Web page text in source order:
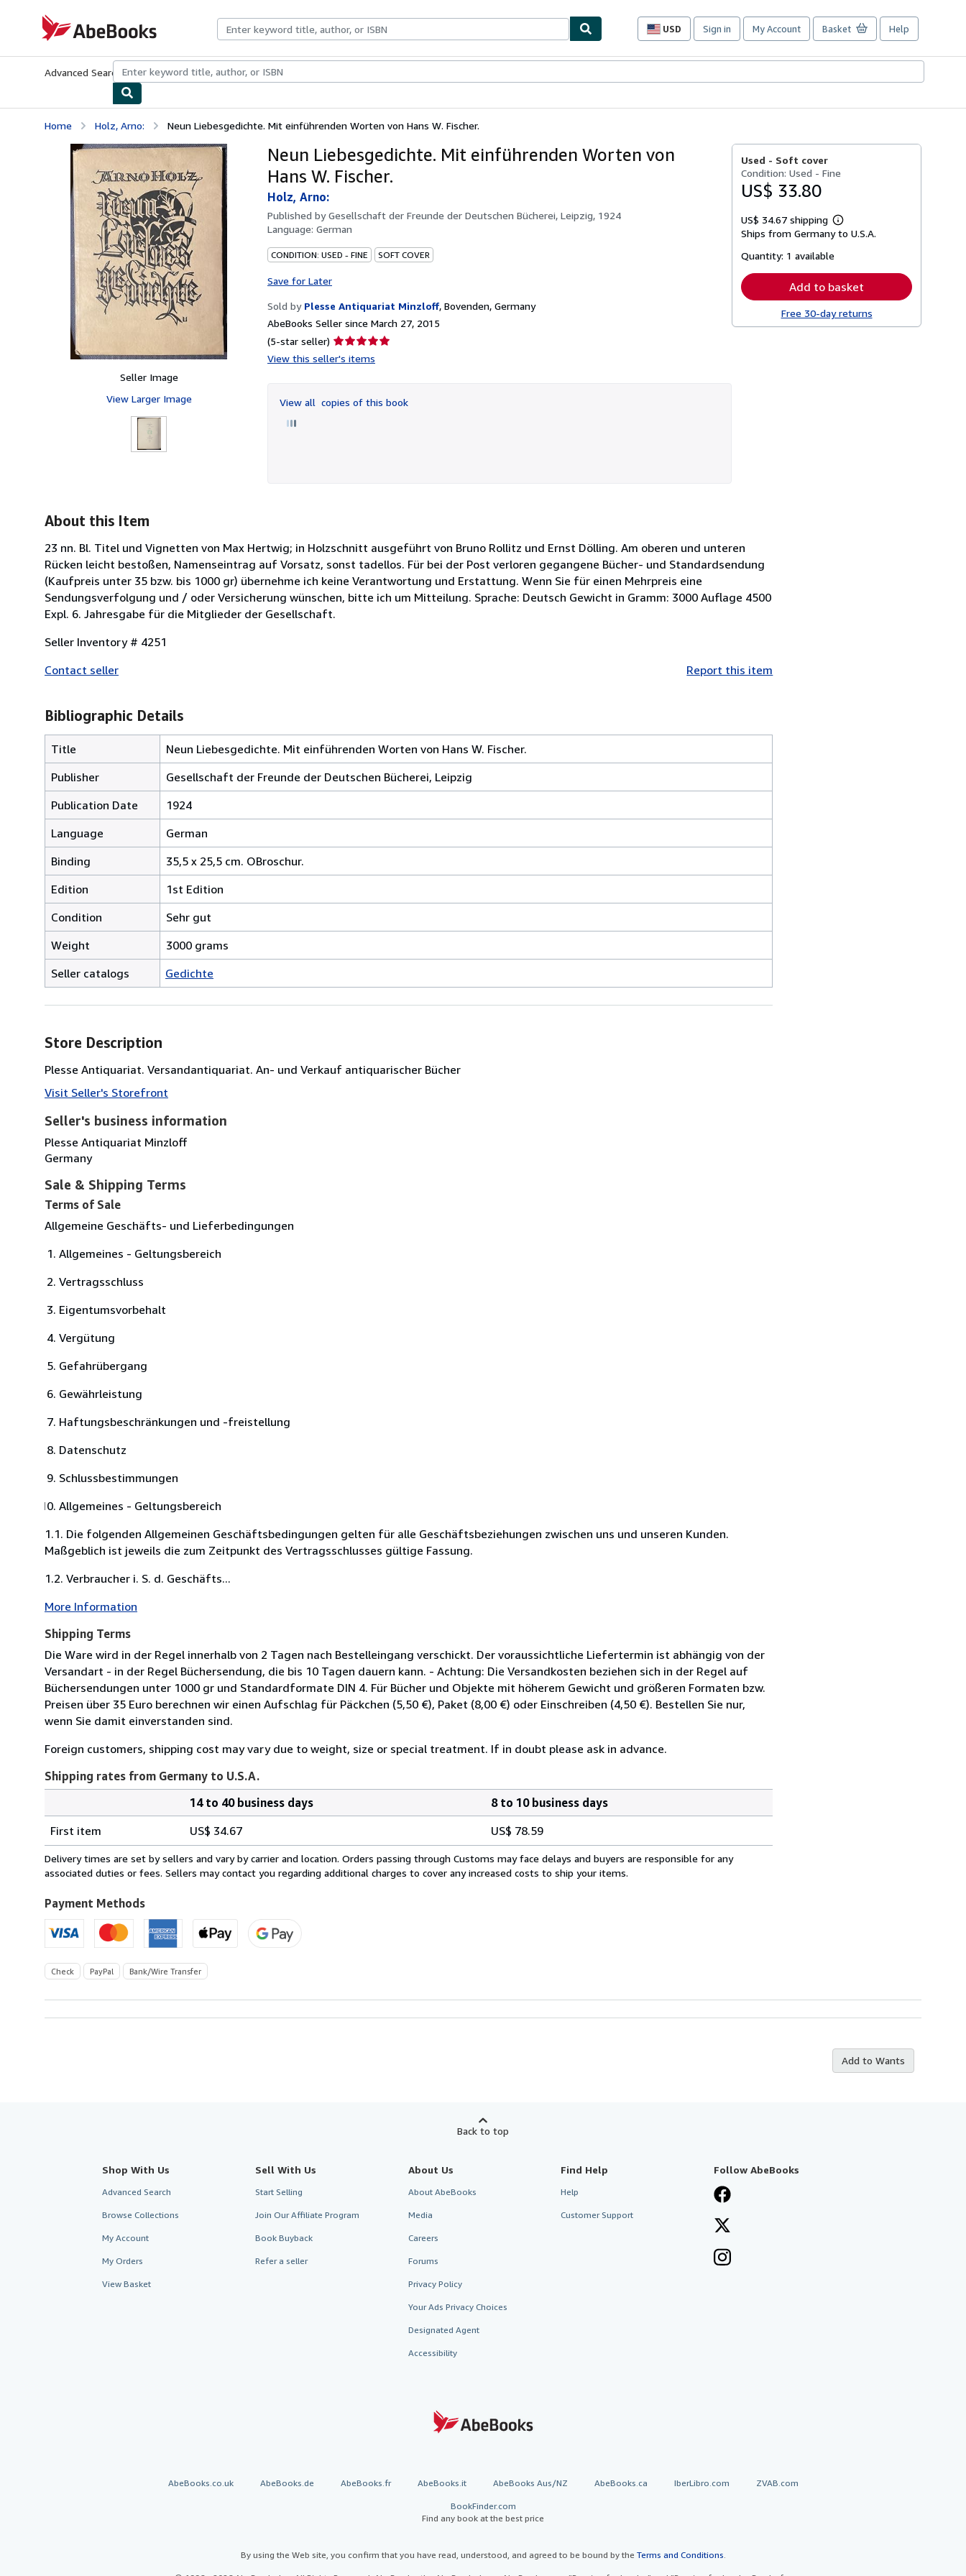
AbeBooks.com
USD
Site
preferences
Sign in My Account Basket Help
Advanced Search Browse CollectionsRare BooksArt & Collectibles
Home Holz, Arno: Neun Liebesgedichte. Mit einführenden Worten von Hans W. Fischer.
Seller Image
View Larger Image
Neun Liebesgedichte. Mit einführenden Worten von
Hans W. Fischer.
Holz, Arno:
Published byGesellschaft der Freunde der Deutschen Bücherei, Leipzig, 1924
Language: German
CONDITION: USED - FINE SOFT COVER
Save for Later
Sold by Plesse Antiquariat Minzloff, Bovenden, Germany
AbeBooks Seller since March 27, 2015
(5-star seller) Seller
rating
of
5
View this seller's items
View all copies of this book
Used - Soft cover
Condition: Used - Fine
US$ 33.80
US$ 34.67 shipping
Learn
more
Ships from Germany to U.S.A.
Quantity: 1 available
Add to basket
Free 30-day returns
About this Item
23 nn. Bl. Titel und Vignetten von Max Hertwig; in Holzschnitt ausgeführt von Bruno Rollitz und Ernst Dölling. Am oberen und unteren
Rücken leicht bestoßen, Namenseintrag auf Vorsatz, sonst tadellos. Für bei der Post verloren gegangene Bücher- und Standardsendung
(Kaufpreis unter 35 bzw. bis 1000 gr) übernehme ich keine Verantwortung und Erstattung. Wenn Sie für einen Mehrpreis eine
Sendungsverfolgung und / oder Versicherung wünschen, bitte ich um Mitteilung. Sprache: Deutsch Gewicht in Gramm: 3000 Auflage 4500
Expl. 6. Jahresgabe für die Mitglieder der Gesellschaft.
Seller Inventory # 4251
Contact seller
Report this item
Bibliographic Details
Title
Neun Liebesgedichte. Mit einführenden Worten von Hans W. Fischer.
Publisher
Gesellschaft der Freunde der Deutschen Bücherei, Leipzig
Publication Date
1924
Language
German
Binding
35,5 x 25,5 cm. OBroschur.
Edition
1st Edition
Condition
Sehr gut
Weight
3000 grams
Seller catalogs
Gedichte
Store Description
Plesse Antiquariat. Versandantiquariat. An- und Verkauf antiquarischer Bücher
Visit Seller's Storefront
Seller's business information
Plesse Antiquariat Minzloff
Germany
Sale & Shipping Terms
Terms of Sale
Allgemeine Geschäfts- und Lieferbedingungen
Allgemeines - Geltungsbereich
Vertragsschluss
Eigentumsvorbehalt
Vergütung
Gefahrübergang
Gewährleistung
Haftungsbeschränkungen und -freistellung
Datenschutz
Schlussbestimmungen
Allgemeines - Geltungsbereich
1.1. Die folgenden Allgemeinen Geschäftsbedingungen gelten für alle Geschäftsbeziehungen zwischen uns und unseren Kunden.
Maßgeblich ist jeweils die zum Zeitpunkt des Vertragsschlusses gültige Fassung.
1.2. Verbraucher i. S. d. Geschäfts...
More Information
Shipping Terms
Die Ware wird in der Regel innerhalb von 2 Tagen nach Bestelleingang verschickt. Der voraussichtliche Liefertermin ist abhängig von der
Versandart - in der Regel Büchersendung, die bis 10 Tagen dauern kann. - Achtung: Die Versandkosten beziehen sich in der Regel auf
Büchersendungen unter 1000 gr und Standardformate DIN 4. Für Bücher und Objekte mit höherem Gewicht und größeren Formaten bzw.
Preisen über 35 Euro berechnen wir einen Aufschlag für Päckchen (5,50 €), Paket (8,00 €) oder Einschreiben (4,50 €). Bestellen Sie nur,
wenn Sie damit einverstanden sind.
Foreign customers, shipping cost may vary due to weight, size or special treatment. If in doubt please ask in advance.
Shipping rates from Germany to U.S.A.
rates
from
Germany
U.S.A.
14 to 40 business days
8 to 10 business days
First item
US$ 34.67 US$ 78.59
Delivery times are set by sellers and vary by carrier and location. Orders passing through Customs may face delays and buyers are responsible for any
associated duties or fees. Sellers may contact you regarding additional charges to cover any increased costs to ship your items.
Payment Methods
Check PayPal Bank/Wire Transfer
Add to Wants
Back to top
Shop With Us
Advanced Search
Browse Collections
My Account
My Orders
View Basket
Sell With Us
Start Selling
Join Our Affiliate Program
Book Buyback
Refer a seller
About Us
About AbeBooks
Media
Careers
Forums
Privacy Policy
Your Ads Privacy Choices
Designated Agent
Accessibility
Find Help
Help
Customer Support
Follow AbeBooks
AbeBooks.co.uk AbeBooks.de AbeBooks.fr AbeBooks.it AbeBooks Aus/NZ AbeBooks.ca IberLibro.com ZVAB.com
BookFinder.com
Find any book at the best price
By using the Web site, you confirm that you have read, understood, and agreed to be bound by the Terms and Conditions